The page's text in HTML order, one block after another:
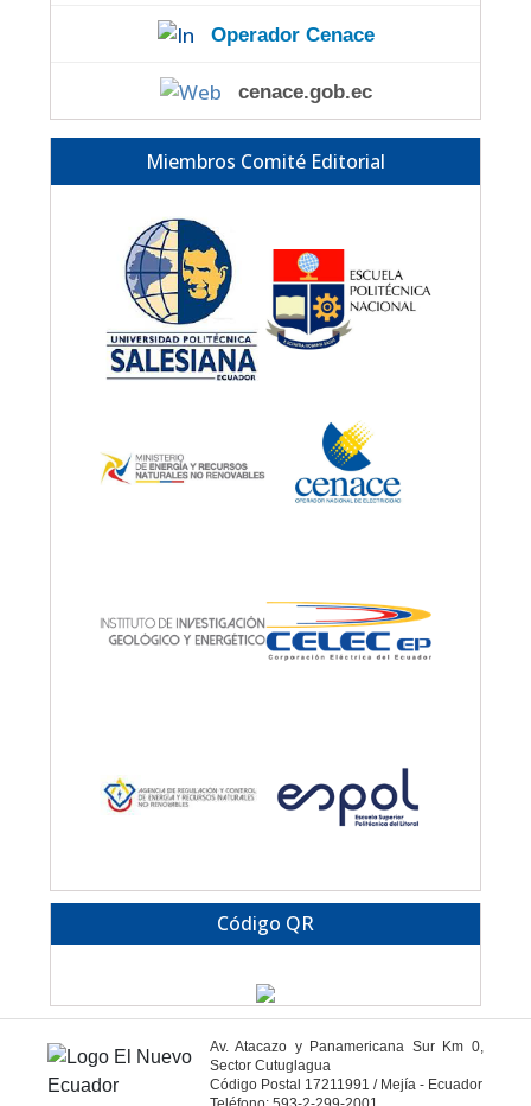
Operador Cenace
cenace.gob.ec
Miembros Comité Editorial
Código QR
Av. Atacazo y Panamericana Sur Km 0,
Sector Cutuglagua
Código Postal 17211991 / Mejía - Ecuador